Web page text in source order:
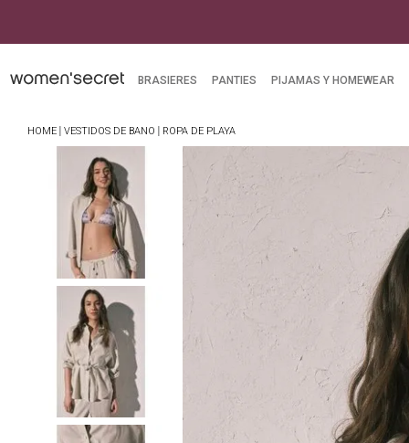
BRASIERES PANTIES PIJAMAS Y HOMEWEAR
VESTIDOS DE BANO ROPA DE PLAYA